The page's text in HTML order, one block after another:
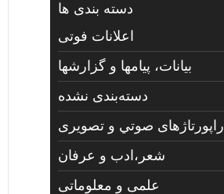
دسته بندی ها
اعلانات فوتی
بیانات، پیامها و گزارشها
دسته‌بندی نشده
راپورتاژهای صوتي و تصويری
شعر،ادب و عرفان
علمی و معلوماتی